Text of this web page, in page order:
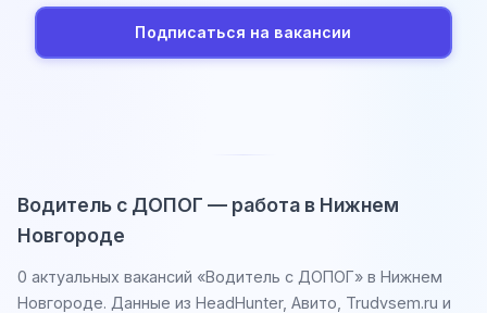
Подписаться на вакансии
Водитель с ДОПОГ — работа в Нижнем
Новгороде
0 актуальных вакансий «Водитель с ДОПОГ» в Нижнем
Новгороде. Данные из HeadHunter, Авито, Trudvsem.ru и